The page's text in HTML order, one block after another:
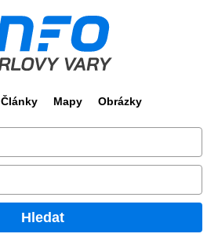
Články Mapy Obrázky
Hledat